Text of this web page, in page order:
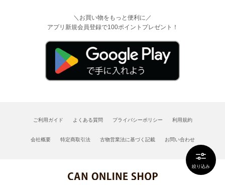
絞り込み
＼お買い物をもっと便利に／
アプリ新規会員登録で100ポイントプレゼント！
ご利用ガイド よくある質問 プライバシーポリシー 利用規約
会社概要 特定商取引法 古物営業法に基づく記載 お問い合わせ